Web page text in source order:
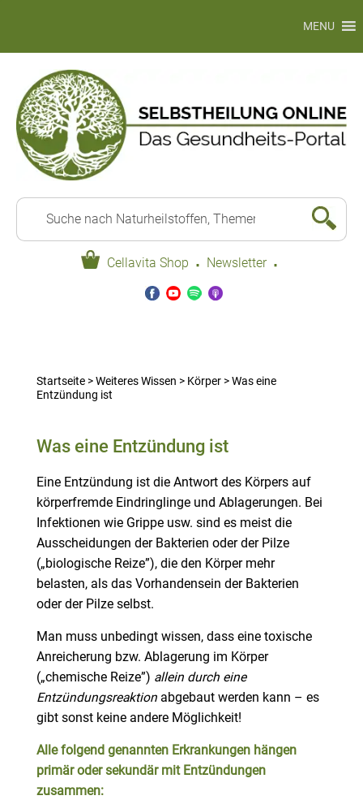
Cellavita Shop · Newsletter ·
MENU
Startseite>Weiteres Wissen > Körper>Was eine
Entzündung ist
Was eine Entzündung ist
Eine Entzündung ist die Antwort des Körpers auf
körperfremde Eindringlinge und Ablagerungen. Bei
Infektionen wie Grippe usw. sind es meist die
Ausscheidungen der Bakterien oder der Pilze
(„biologische Reize”), die den Körper mehr
belasten, als das Vorhandensein der Bakterien
oder der Pilze selbst.
Man muss unbedingt wissen, dass eine toxische
Anreicherung bzw. Ablagerung im Körper
(„chemische Reize”) allein durch eine
Entzündungsreaktion abgebaut werden kann – es
gibt sonst keine andere Möglichkeit!
Alle folgend genannten Erkrankungen hängen
primär oder sekundär mit Entzündungen
zusammen: